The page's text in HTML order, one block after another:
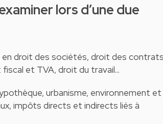
droit des sociétés, droit des
et TVA, droit du travail...
urbanisme, environnement et
impôts directs et indirects liés à